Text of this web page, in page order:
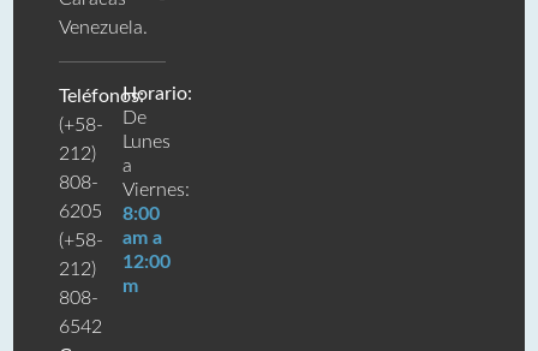
Venezuela.
Teléfonos:
(+58-
212)
808-
6205
(+58-
212)
808-
6542
Horario:
De
Lunes
a
Viernes:
8:00
am a
12:00
m